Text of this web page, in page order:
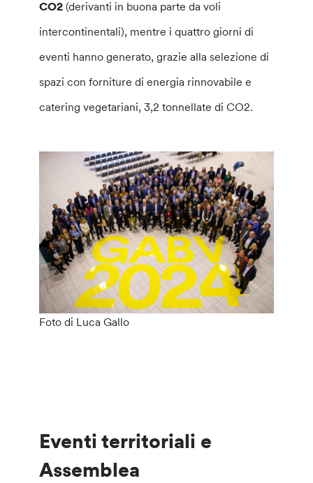
CO2(derivanti in buona parte da voli
intercontinentali), mentre i quattro giorni di
eventi hanno generato, grazie alla selezione di
spazi con forniture di energia rinnovabile e
catering vegetariani, 3,2 tonnellate di CO2.
Foto di Luca Gallo
Eventi territoriali e
Assemblea